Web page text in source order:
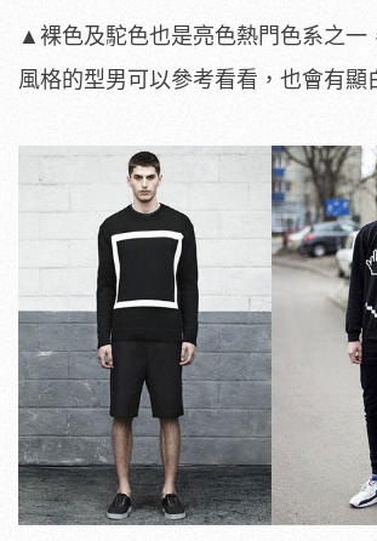
▲裸色及駝色也是亮色熱門色系之一
風格的型男可以參考看看，也會有顯